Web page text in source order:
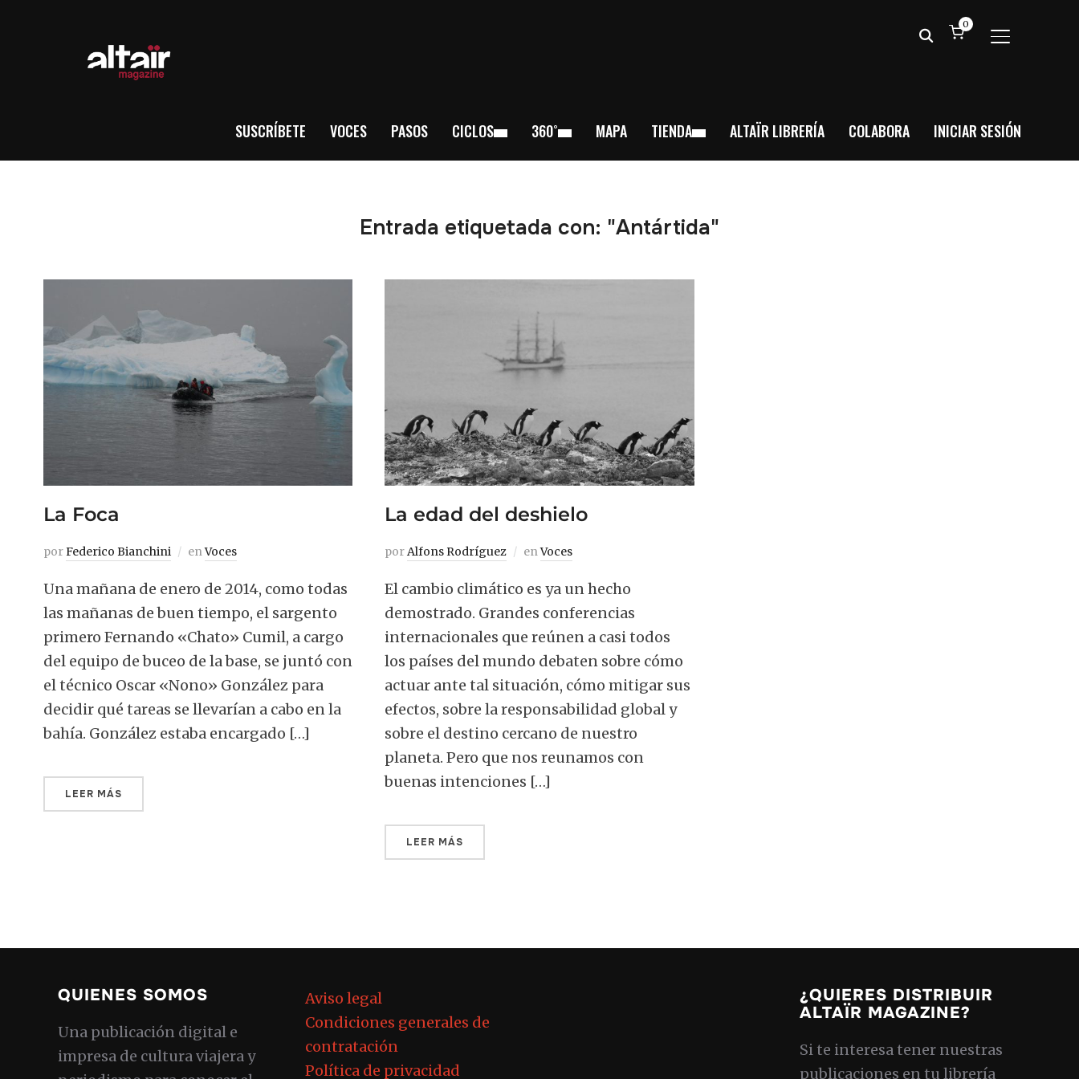
ALTERNAR
0
SUSCRÍBETE VOCES PASOS CICLOS 360˚ MAPA TIENDA ALTAÏR LIBRERÍA COLABORA INICIAR SESIÓN
Entrada etiquetada con: "Antártida"
La Foca
porFederico Bianchini enVoces
Una mañana de enero de 2014, como todas
las mañanas de buen tiempo, el sargento
primero Fernando «Chato» Cumil, a cargo
del equipo de buceo de la base, se juntó con
el técnico Oscar «Nono» González para
decidir qué tareas se llevarían a cabo en la
bahía. González estaba encargado […]
LEER MÁS
La edad del deshielo
porAlfons Rodríguez enVoces
El cambio climático es ya un hecho
demostrado. Grandes conferencias
internacionales que reúnen a casi todos
los países del mundo debaten sobre cómo
actuar ante tal situación, cómo mitigar sus
efectos, sobre la responsabilidad global y
sobre el destino cercano de nuestro
planeta. Pero que nos reunamos con
buenas intenciones […]
LEER MÁS
QUIENES SOMOS
Una publicación digital e
impresa de cultura viajera y
Aviso legal
Condiciones generales de
contratación
Política de privacidad
¿QUIERES DISTRIBUIR
ALTAÏR MAGAZINE?
Si te interesa tener nuestras
publicaciones en tu librería